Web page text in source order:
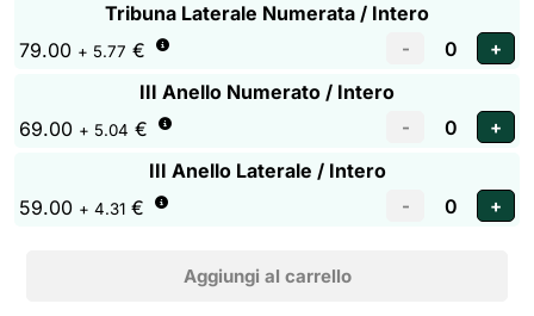
Tribuna Laterale Numerata / Intero
79.00 + 5.77 €
III Anello Numerato / Intero
69.00 + 5.04 €
III Anello Laterale / Intero
59.00 + 4.31 €